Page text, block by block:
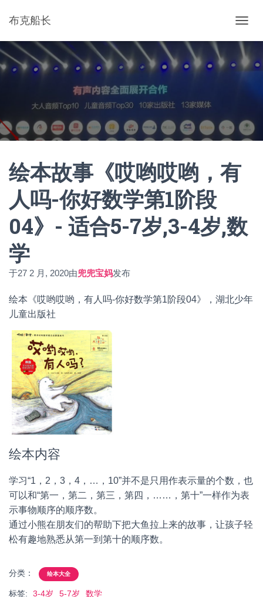
布克船长
换
导
航
绘本故事《哎哟哎哟，有
人吗-你好数学第1阶段
04》- 适合5-7岁,3-4岁,数
学
于27 2 月, 2020由兜兜宝妈发布
绘本《哎哟哎哟，有人吗-你好数学第1阶段04》，湖北少年
儿童出版社
绘本内容
学习“1，2，3，4，…，10”并不是只用作表示量的个数，也
可以和“第一，第二，第三，第四，……，第十”一样作为表
示事物顺序的顺序数。
通过小熊在朋友们的帮助下把大鱼拉上来的故事，让孩子轻
松有趣地熟悉从第一到第十的顺序数。
分类： 绘本大全
标签: 3-4岁 5-7岁 数学